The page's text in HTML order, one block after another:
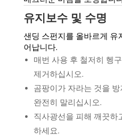
유지보수 및 수명
샌딩 스펀지를 올바르게 유
어납니다.
매번 사용 후 철저히 헹
제거하십시오.
곰팡이가 자라는 것을
완전히 말리십시오.
직사광선을 피해 깨끗하
하세요.